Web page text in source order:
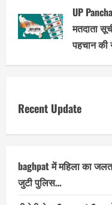
UP
मतदाता
पहचान
Recent Update
baghpat में महिला का
जुटी पुलिस…